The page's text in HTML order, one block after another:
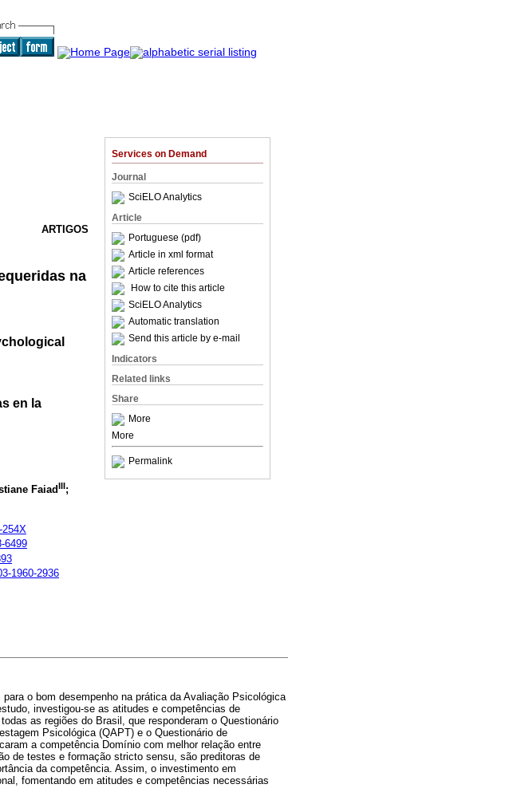
Services on Demand
Journal
SciELO Analytics
Article
Portuguese (pdf)
Article in xml format
Article references
How to cite this article
SciELO Analytics
Automatic translation
Send this article by e-mail
Indicators
Related links
Share
More
More
Permalink
ARTIGOS
na
en la
FaiadIII;
6499
1960-2936
o bom desempenho na prática da Avaliação Psicológica
investigou-se as atitudes e competências de
as regiões do Brasil, que responderam o Questionário
Psicológica (QAPT) e o Questionário de
a competência Domínio com melhor relação entre
de testes e formação stricto sensu, são preditoras de
da competência. Assim, o investimento em
fomentando em atitudes e competências necessárias